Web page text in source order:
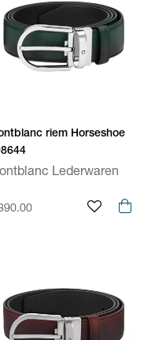
riem Horseshoe
Lederwaren